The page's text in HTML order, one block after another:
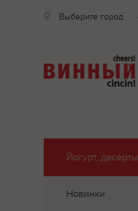
Выберите город
Йогурт, десерты
Новинки